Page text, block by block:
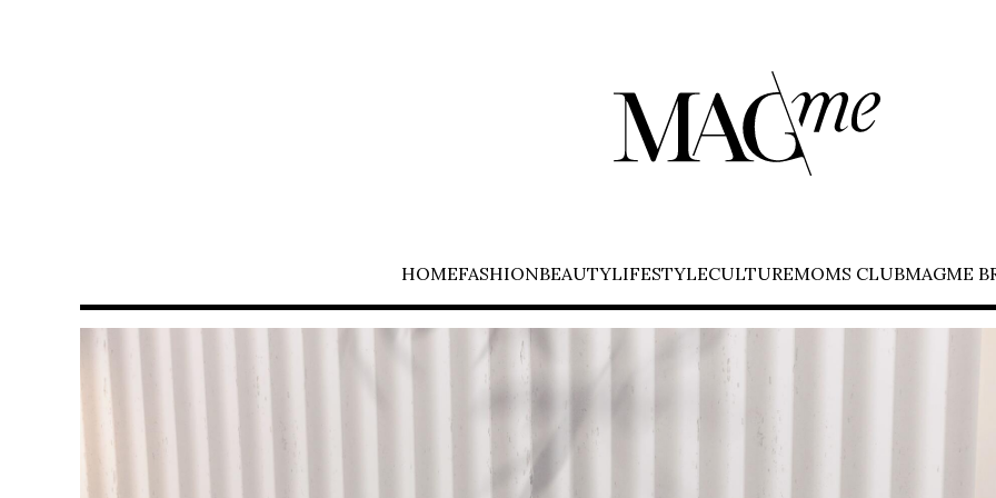
HOMEFASHIONBEAUTYLIFESTYLECULTUREMOMS CLUBMAGME